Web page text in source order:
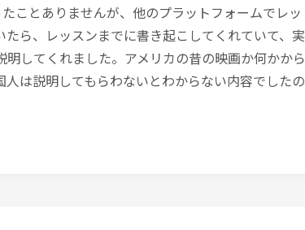
ことありませんが、他のプラットフォームでレッ
ら、レッスンまでに書き起こしてくれていて、実
してくれました。アメリカの昔の映画か何かから
は説明してもらわないとわからない内容でしたの